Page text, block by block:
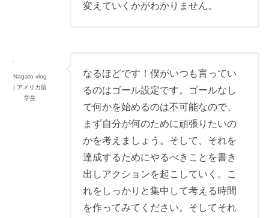
変えていくかがわかりません。
Nagato vlog
| アメリカ留
学生
なるほどです！僕がいつも言ってい
るのはゴール設定です。ゴールなし
で何かを始めるのは不可能なので、
まず自分が何のために頑張りたいの
かを考えましょう。そして、それを
達成するためにやるべきことを書き
出しアクションを起こしていく。こ
れをしっかりと集中して考える時間
を作ってみてください。そしてそれ